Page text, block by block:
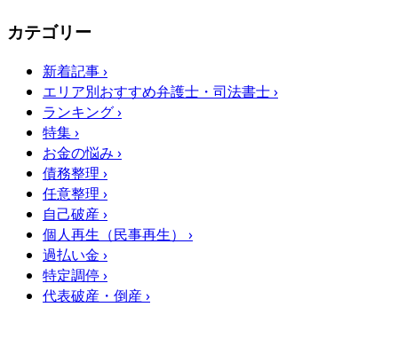
カテゴリー
新着記事›
エリア別おすすめ弁護士・司法書士›
ランキング›
特集›
お金の悩み ›
債務整理 ›
任意整理 ›
自己破産›
個人再生（民事再生）
›
過払い金 ›
特定調停›
代表破産・倒産›